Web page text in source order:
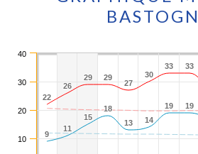
22
22
26
26
29
29 29
29
27
27
30
30
33
33 33
33
9
9
11
11
15
15
18
18
13
13 14
14
19
19 19
19
10
20
30
40